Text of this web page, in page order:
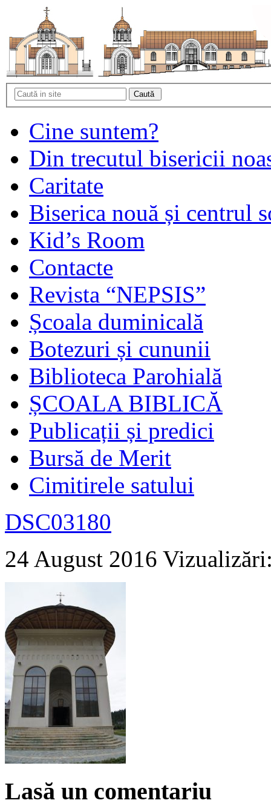
Cine suntem?
Din trecutul bisericii
Caritate
Biserica nouă și centrul
Kid’s Room
Contacte
Revista “NEPSIS”
Școala duminicală
Botezuri și cununii
Biblioteca Parohială
ȘCOALA BIBLICĂ
Publicații și predici
Bursă de Merit
Cimitirele satului
DSC03180
24 August 2016
Lasă un comentariu